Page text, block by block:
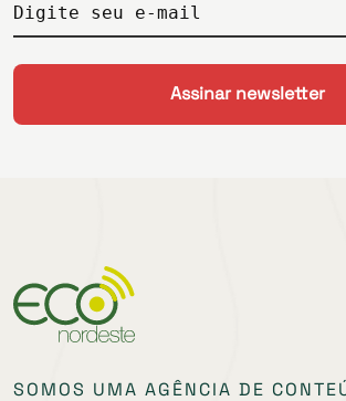
Digite seu e-mail
SOMOS UMA AGÊNCIA DE